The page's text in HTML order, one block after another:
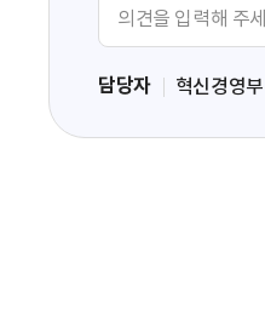
력
담당자 혁신경영